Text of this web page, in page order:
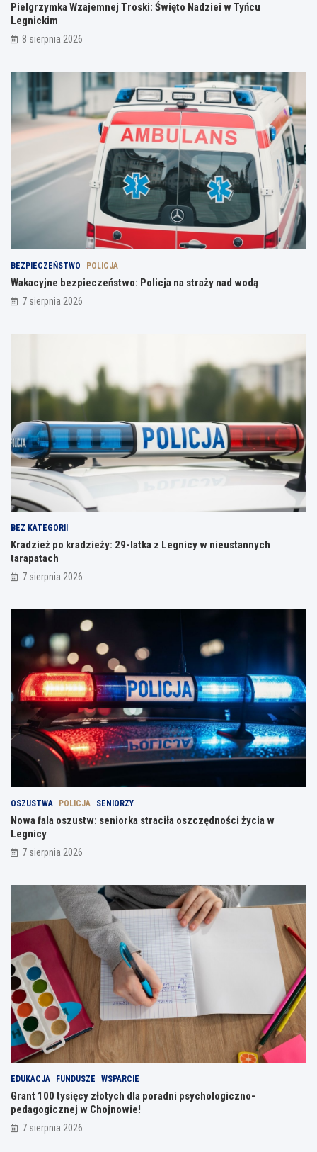
Pielgrzymka Wzajemnej Troski: Święto Nadziei w Tyńcu
Legnickim
8 sierpnia 2026
BEZPIECZEŃSTWO POLICJA
Wakacyjne bezpieczeństwo: Policja na straży nad wodą
7 sierpnia 2026
BEZ KATEGORII
Kradzież po kradzieży: 29-latka z Legnicy w nieustannych
tarapatach
7 sierpnia 2026
OSZUSTWA POLICJA SENIORZY
Nowa fala oszustw: seniorka straciła oszczędności życia w
Legnicy
7 sierpnia 2026
EDUKACJA FUNDUSZE WSPARCIE
Grant 100 tysięcy złotych dla poradni psychologiczno-
pedagogicznej w Chojnowie!
7 sierpnia 2026